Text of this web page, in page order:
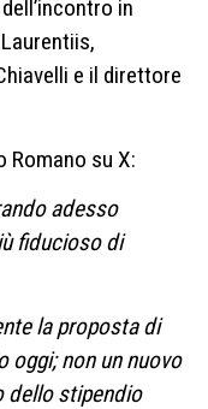
in
e il direttore
Romano su X:
adesso
fiducioso di
la proposta di
oggi; non un nuovo
dello stipendio